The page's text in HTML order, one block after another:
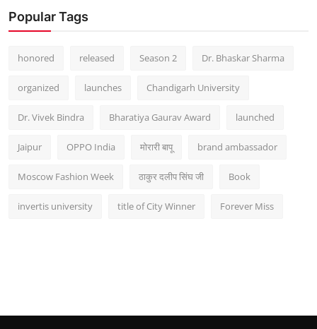
Popular Tags
honored released Season 2 Dr. Bhaskar Sharma
organized launches Chandigarh University
Dr. Vivek Bindra Bharatiya Gaurav Award launched
Jaipur OPPO India मोरारी बापू brand ambassador
Moscow Fashion Week ठाकुर दलीप सिंघ जी Book
invertis university title of City Winner Forever Miss